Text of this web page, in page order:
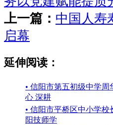
上一篇： 中国人寿
启幕
延伸阅读：
• 信阳市第五初级中学周
心 深耕
• 信阳市平桥区中小学
阳技师学